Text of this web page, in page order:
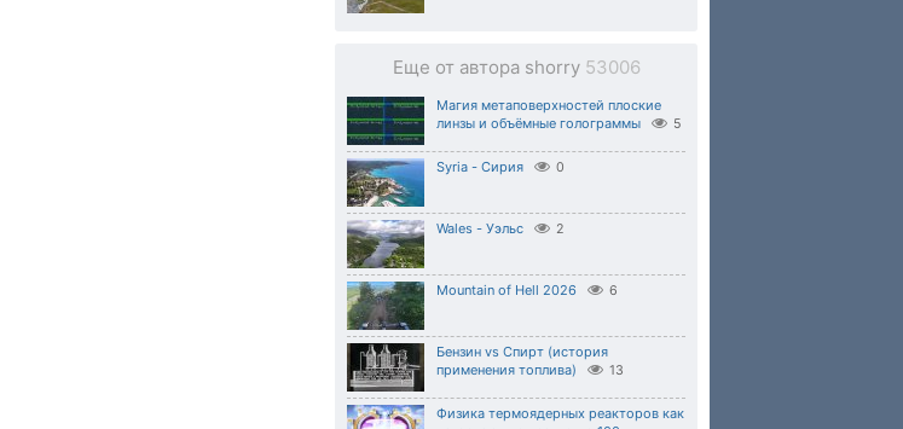
Еще от автора shorry 53006
Магия метаповерхностей плоские
линзы и объёмные голограммы
5
Syria - Сирия 0
Wales - Уэльс 2
Mountain of Hell 2026 6
Бензин vs Спирт (история
применения топлива)
13
Физика термоядерных реакторов как